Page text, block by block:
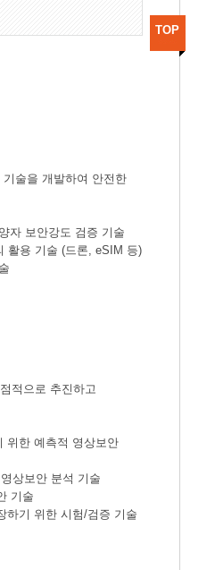
술을 개발하여 안전한
자 보안강도 검증 기술
활용 기술 (드론, eSIM 등)
적으로 추진하고
위한 예측적 영상보안
상보안 분석 기술
기술
하기 위한 시험/검증 기술
TOP